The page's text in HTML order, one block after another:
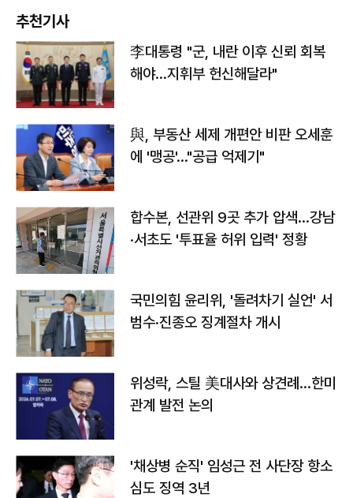
추천기사
李대통령 "군, 내란 이후 신뢰 회복
해야…지휘부 헌신해달라"
與, 부동산 세제 개편안 비판 오세훈
에 '맹공'…"공급 억제기"
합수본, 선관위 9곳 추가 압색…강남
·서초도 '투표율 허위 입력' 정황
국민의힘 윤리위, '돌려차기 실언' 서
범수·진종오 징계절차 개시
위성락, 스틸 美대사와 상견례…한미
관계 발전 논의
'채상병 순직' 임성근 전 사단장 항소
심도 징역 3년